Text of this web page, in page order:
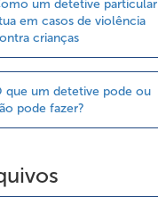
um detetive particular
em casos de violência
crianças
que um detetive pode ou
pode fazer?